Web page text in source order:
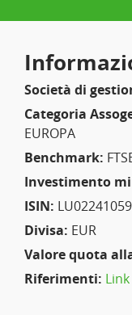
Società di
Categoria
EUROPA
Benchmark:
Investimento
ISIN:
Divisa: EUR
Valore quota
Riferimenti: